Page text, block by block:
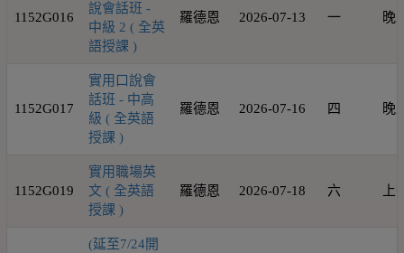
1152G016
說會話班 -
中級 2 ( 全英
語授課 )
羅德恩 2026-07-13 一 晚
1152G017
實用口說會
話班 - 中高
級 ( 全英語
授課 )
羅德恩 2026-07-16 四 晚
1152G019
實用職場英
文 ( 全英語
授課 )
羅德恩 2026-07-18 六 上
(延至7/24開